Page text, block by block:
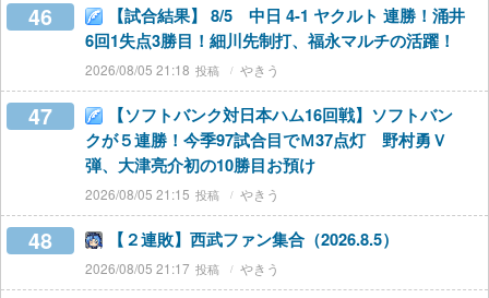
46
【試合結果】 8/5 中日 4-1 ヤクルト 連勝！涌井
6回1失点3勝目！細川先制打、福永マルチの活躍！
2026/08/05 21:18 やきう
47
【ソフトバンク対日本ハム16回戦】ソフトバン
クが５連勝！今季97試合目でＭ37点灯 野村勇Ｖ
弾、大津亮介初の10勝目お預け
2026/08/05 21:15 やきう
48 【２連敗】西武ファン集合（2026.8.5）
2026/08/05 21:17 やきう